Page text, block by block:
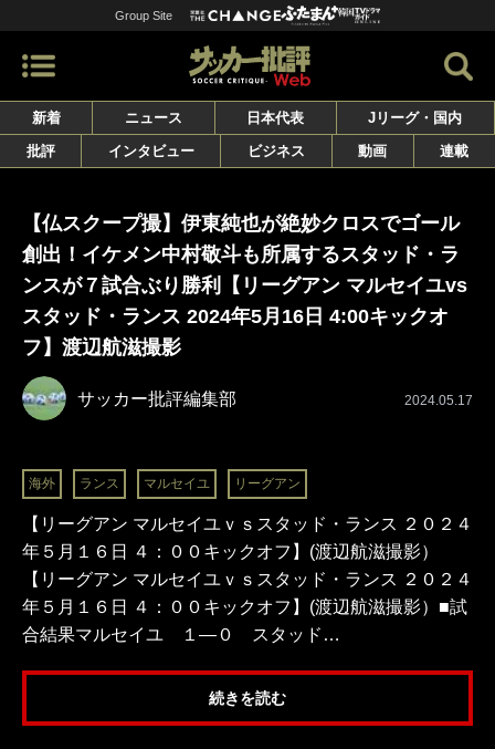
Group Site
新着 ニュース 日本代表
Jリーグ・国内
批評
インタビュー ビジネス 動画 連載
【仏スクープ撮】伊東純也が絶妙クロスでゴール
創出！イケメン中村敬斗も所属するスタッド・ラ
ンスが７試合ぶり勝利【リーグアン マルセイユvs
スタッド・ランス 2024年5月16日 4:00キックオ
フ】渡辺航滋撮影
サッカー批評編集部 2024.05.17
海外 ランス マルセイユ リーグアン
【リーグアン マルセイユｖｓスタッド・ランス ２０２４
年５月１６日 ４：００キックオフ】(渡辺航滋撮影）
【リーグアン マルセイユｖｓスタッド・ランス ２０２４
年５月１６日 ４：００キックオフ】(渡辺航滋撮影）■試
合結果マルセイユ １―０ スタッド…
続きを読む